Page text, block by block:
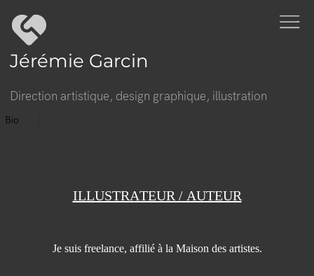
Jérémie Garcin
Direction artistique, design graphique, illustration
Bio
ILLUSTRATEUR / AUTEUR
Je suis freelance, affilié à la Maison des artistes.